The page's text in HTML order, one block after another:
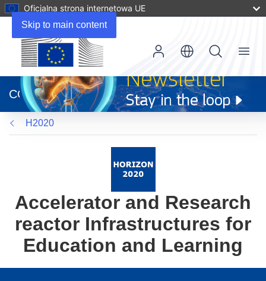
Skip to main content
Oficjalna strona internetowa UE
otworzy
się
w
nowym
oknie)
CORDIS
Menu
H2020
Accelerator and Research
reactor Infrastructures for
Education and Learning